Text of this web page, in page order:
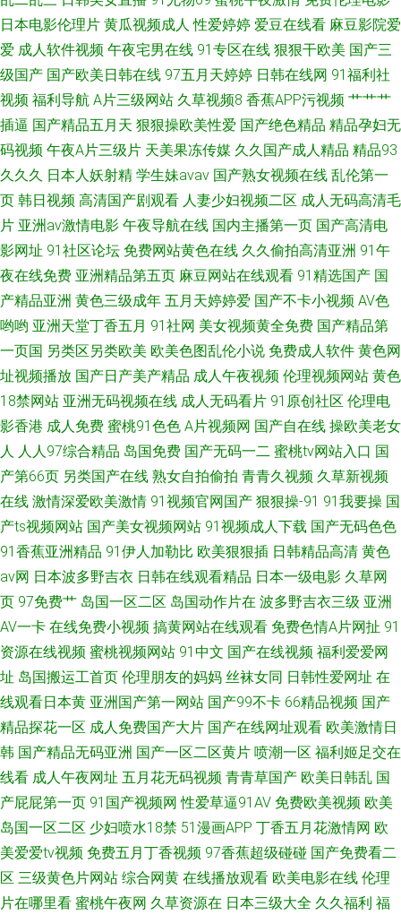
日本电影伦理片 黄瓜视频成人 性爱婷婷 爱豆在线看 麻豆影院爱
爱 成人软件视频 午夜宅男在线 91专区在线 狠狠干欧美 国产三
级国产 国产欧美日韩在线 97五月天婷婷 日韩在线网 91福利社
视频 福利导航 A片三级网站 久草视频8 香蕉APP污视频 艹艹艹
插逼 国产精品五月天 狠狠操欧美性爱 国产绝色精品 精品孕妇无
码视频 午夜A片三级片 天美果冻传媒 久久国产成人精品 精品93
久久久 日本人妖射精 学生妹avav 国产熟女视频在线 乱伦第一
页 韩日视频 高清国产剧观看 人妻少妇视频二区 成人无码高清毛
片 亚洲av激情电影 午夜导航在线 国内主播第一页 国产高清电
影网址 91社区论坛 免费网站黄色在线 久久偷拍高清亚洲 91午
夜在线免费 亚洲精品第五页 麻豆网站在线观看 91精选国产 国
产精品亚洲 黄色三级成年 五月天婷婷爱 国产不卡小视频 AV色
哟哟 亚洲天堂丁香五月 91社网 美女视频黄全免费 国产精品第
一页国 另类区另类欧美 欧美色图乱伦小说 免费成人软件 黄色网
址视频播放 国产日产美产精品 成人午夜视频 伦理视频网站 黄色
18禁网站 亚洲无码视频在线 成人无码看片 91原创社区 伦理电
影香港 成人免费 蜜桃91色色 A片视频网 国产自在线 操欧美老女
人 人人97综合精品 岛国免费 国产无码一二 蜜桃tv网站入口 国
产第66页 另类国产在线 熟女自拍偷拍 青青久视频 久草新视频
在线 激情深爱欧美激情 91视频官网国产 狠狠操-91 91我要操 国
产ts视频网站 国产美女视频网站 91视频成人下载 国产无码色色
91香蕉亚洲精品 91伊人加勒比 欧美狠狠插 日韩精品高清 黄色
av网 日本波多野吉衣 日韩在线观看精品 日本一级电影 久草网
页 97免费艹 岛国一区二区 岛国动作片在 波多野吉衣三级 亚洲
AV一卡 在线免费小视频 搞黄网站在线观看 免费色情A片网扯 91
资源在线视频 蜜桃视频网站 91中文 国产在线视频 福利爱爱网
址 岛国搬运工首页 伦理朋友的妈妈 丝袜女同 日韩性爱网址 在
线观看日本黄 亚洲国产第一网站 国产99不卡 66精品视频 国产
精品探花一区 成人免费国产大片 国产在线网址观看 欧美激情日
韩 国产精品无码亚洲 国产一区二区黄片 喷潮一区 福利姬足交在
线看 成人午夜网址 五月花无码视频 青青草国产 欧美日韩乱 国
产屁屁第一页 91国产视频网 性爱草逼91AV 免费欧美视频 欧美
岛国一区二区 少妇喷水18禁 51漫画APP 丁香五月花激情网 欧
美爱爱tv视频 免费五月丁香视频 97香蕉超级碰碰 国产免费看二
区 三级黄色片网站 综合网黄 在线播放观看 欧美电影在线 伦理
片在哪里看 蜜桃午夜网 久草资源在 日本三级大全 久久福利 福